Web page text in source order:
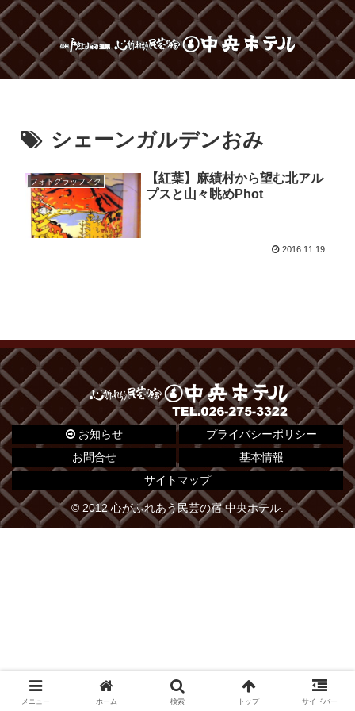
シェーンガルデンおみ
フォトグラッフィク
【紅葉】麻績村から望む北アル
プスと山々眺めPhot
2016.11.19
お知らせ
プライバシーポリシー
お問合せ
基本情報
サイトマップ
© 2012 心がふれあう民芸の宿 中央ホテル.
メニュー ホーム 検索 トップ サイドバー